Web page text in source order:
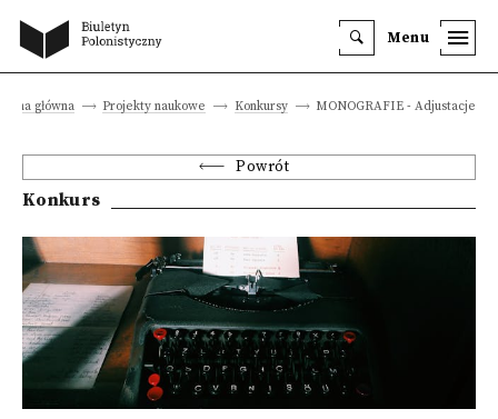
Menu
główna Projekty naukowe Konkursy MONOGRAFIE - Adjustacje
Powrót
Konkurs